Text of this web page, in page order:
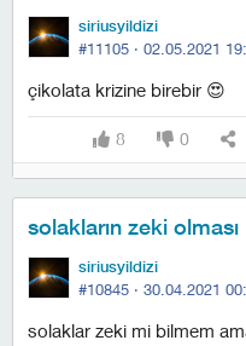
siriusyildizi
#11105 · 02.05.2021
çikolata krizine birebir 😍
8 0
solakların zeki olması
siriusyildizi
#10845 · 30.04.2021
solaklar zeki mi bilmem